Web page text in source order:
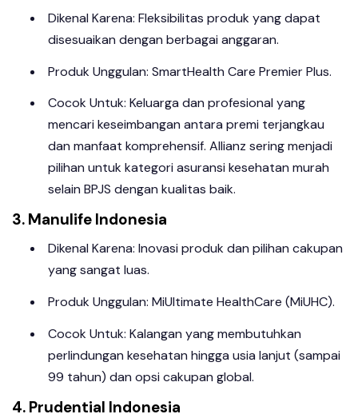
Dikenal Karena: Fleksibilitas produk yang dapat
disesuaikan dengan berbagai anggaran.
Produk Unggulan: SmartHealth Care Premier Plus.
Cocok Untuk: Keluarga dan profesional yang
mencari keseimbangan antara premi terjangkau
dan manfaat komprehensif. Allianz sering menjadi
pilihan untuk kategori asuransi kesehatan murah
selain BPJS dengan kualitas baik.
3. Manulife Indonesia
Dikenal Karena: Inovasi produk dan pilihan cakupan
yang sangat luas.
Produk Unggulan: MiUltimate HealthCare (MiUHC).
Cocok Untuk: Kalangan yang membutuhkan
perlindungan kesehatan hingga usia lanjut (sampai
99 tahun) dan opsi cakupan global.
4. Prudential Indonesia